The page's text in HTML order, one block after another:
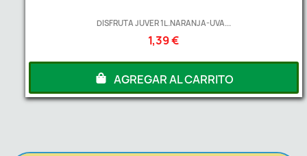
DISFRUTA JUVER 1L.NARANJA-UVA...
1,39 €
AGREGAR AL CARRITO